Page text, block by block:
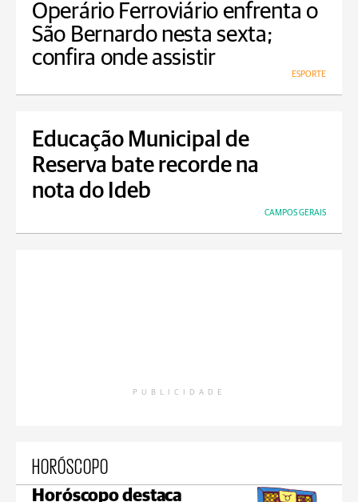
Operário Ferroviário enfrenta o
São Bernardo nesta sexta;
confira onde assistir
ESPORTE
Educação Municipal de
Reserva bate recorde na
nota do Ideb
CAMPOS GERAIS
PUBLICIDADE
HORÓSCOPO
Horóscopo destaca